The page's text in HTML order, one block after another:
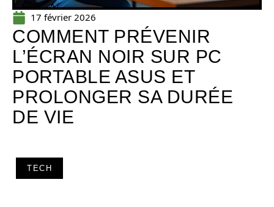
17 février 2026
COMMENT PRÉVENIR
L’ÉCRAN NOIR SUR PC
PORTABLE ASUS ET
PROLONGER SA DURÉE
DE VIE
TECH